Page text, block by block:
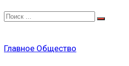
Главное Общество